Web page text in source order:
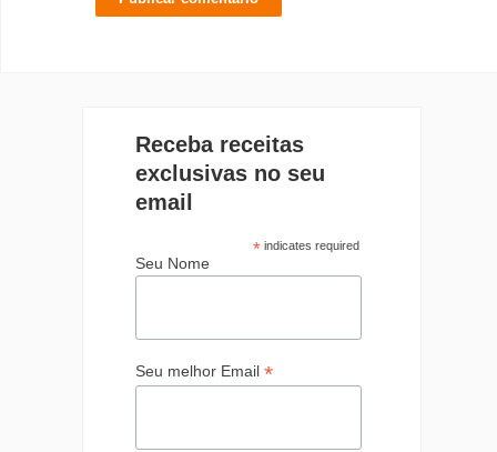
Receba receitas
exclusivas no seu
email
*indicates required
Seu Nome
Seu melhor Email *